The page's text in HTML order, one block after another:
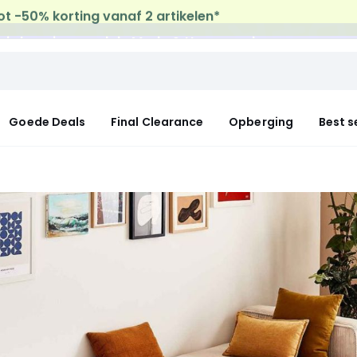
leveringop al de Mode & Home aankopen
Goede Deals Final Clearance Opberging Best